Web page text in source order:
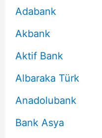
Adabank
Akbank
Aktif Bank
Albaraka Türk
Anadolubank
Bank Asya